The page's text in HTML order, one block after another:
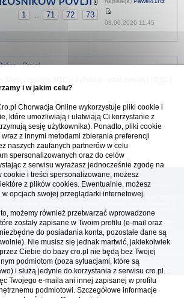
1 ... 71 72 73
03.06.2026 11:45
- Cro.pl
[reklama] [
online™ wykorzystuje cookies do prawidłowego działania, te pliki
polityce prywatności
Chorwacja online™ nie odpowiada za treści zamieszczone przez
z serwisu oznacza akceptację regulaminu. Serwis ma charakter
nie reprezentuje interesów żadnego biura podróży, nie zajmuje
turystycznych oraz nie odpowiada za treść zamieszczonych reklam.
1999-2026 Wszystkie prawa zastrzeżone
i w jakim celu?
Chorwacja Online wykorzystuje pliki cookie i
które umożliwiają i ułatwiają Ci korzystanie z
sesję użytkownika). Ponadto, pliki cookie
wraz z innymi metodami zbierania preferencji
naszych zaufanych partnerów w celu
spersonalizowanych oraz do celów
z serwisu wyrażasz jednocześnie zgodę na
cookie i treści spersonalizowane, możesz
z plików cookies. Ewentualnie, możesz
w opcjach swojej przeglądarki internetowej.
możemy również przetwarzać wprowadzone
zostały zapisane w Twoim profilu (e-mail oraz
do posiadania konta, pozostałe dane są
Nie musisz się jednak martwić, jakiekolwiek
Ciebie do bazy cro.pl nie będą bez Twojej
podmiotom (poza sytuacjami, które są
i służą jedynie do korzystania z serwisu cro.pl.
Twojego e-maila ani innej zapisanej w profilu
podmiotowi. Szczegółowe informacje